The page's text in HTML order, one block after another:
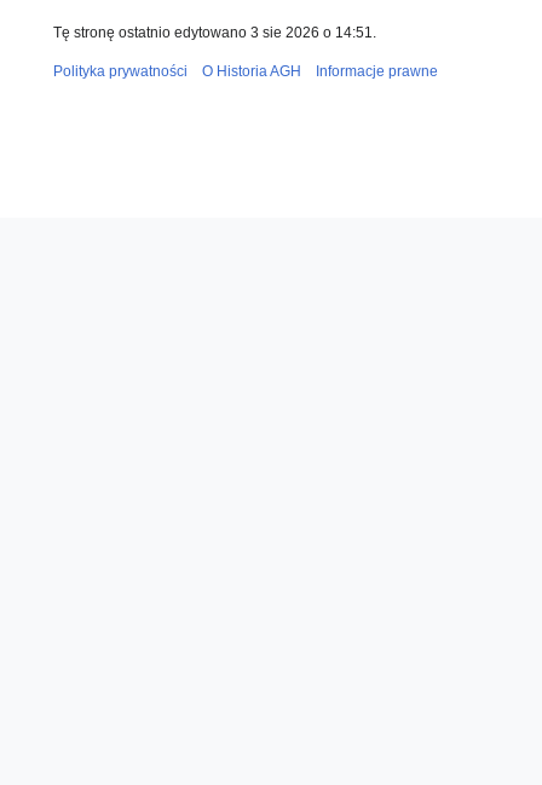
Tę stronę ostatnio edytowano 3 sie 2026 o 14:51.
Polityka prywatności O Historia AGH Informacje prawne